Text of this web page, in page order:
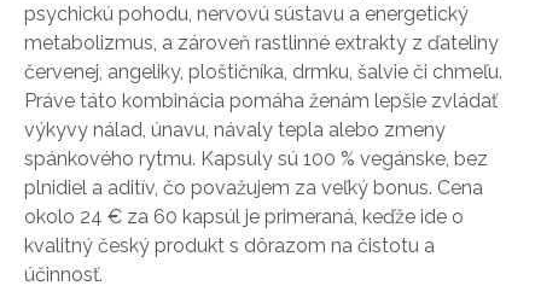
psychickú pohodu, nervovú sústavu a energetický
metabolizmus, a zároveň rastlinné extrakty z ďateliny
červenej, angeliky, ploštičníka, drmku, šalvie či chmeľu.
Práve táto kombinácia pomáha ženám lepšie zvládať
výkyvy nálad, únavu, návaly tepla alebo zmeny
spánkového rytmu. Kapsuly sú 100 % vegánske, bez
plnidiel a aditív, čo považujem za veľký bonus. Cena
okolo 24 € za 60 kapsúl je primeraná, keďže ide o
kvalitný český produkt s dôrazom na čistotu a
účinnosť.